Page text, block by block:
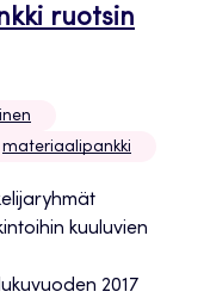
ruotsin
materiaalipankki
kuuluvien
2017